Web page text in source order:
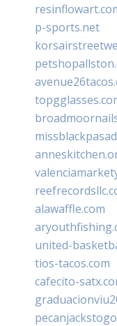
p-sports.net
alawaffle.com
united-
tios-tacos.com
cafecito-